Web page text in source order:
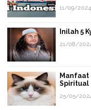
11/09/
Inilah 5
21/08/
Manfaat
Spiritual
25/05/